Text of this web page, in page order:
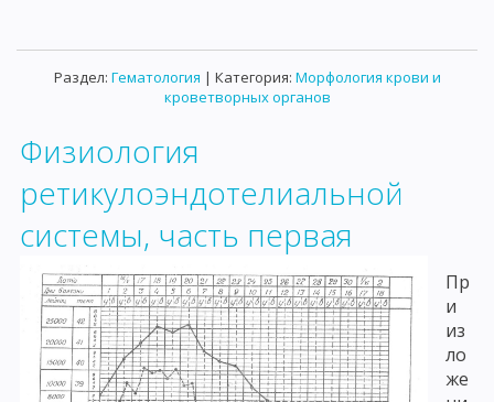
Раздел: Гематология | Категория: Морфология крови и
кроветворных органов
Физиология
ретикулоэндотелиальной
системы, часть первая
Пр
и
из
ло
же